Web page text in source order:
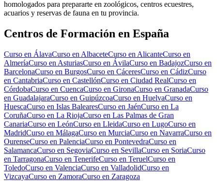
homologados para prepararte en zoológicos, centros ecuestres,
acuarios y reservas de fauna en tu provincia.
Centros de Formación en España
Curso en ÁlavaCurso en AlbaceteCurso en AlicanteCurso en
AlmeríaCurso en AsturiasCurso en ÁvilaCurso en BadajozCurso en
BarcelonaCurso en BurgosCurso en CáceresCurso en CádizCurso
en CantabriaCurso en CastellónCurso en Ciudad RealCurso en
CórdobaCurso en CuencaCurso en GironaCurso en GranadaCurso
en GuadalajaraCurso en GuipúzcoaCurso en HuelvaCurso en
HuescaCurso en Islas BalearesCurso en JaénCurso en La
CoruñaCurso en La RiojaCurso en Las Palmas de Gran
CanariaCurso en LeónCurso en LleidaCurso en LugoCurso en
MadridCurso en MálagaCurso en MurciaCurso en NavarraCurso en
OurenseCurso en PalenciaCurso en PontevedraCurso en
SalamancaCurso en SegoviaCurso en SevillaCurso en SoriaCurso
en TarragonaCurso en TenerifeCurso en TeruelCurso en
ToledoCurso en ValenciaCurso en ValladolidCurso en
VizcayaCurso en ZamoraCurso en Zaragoza